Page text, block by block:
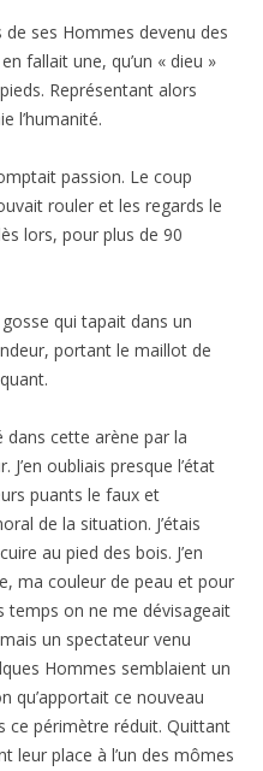
ses Hommes devenu des
fallait une, qu’un « dieu »
Représentant alors
l’humanité.
passion. Le coup
rouler et les regards le
lors, pour plus de 90
qui tapait dans un
portant le maillot de
cette arène par la
oubliais presque l’état
puants le faux et
de la situation. J’étais
au pied des bois. J’en
ma couleur de peau et pour
temps on ne me dévisageait
un spectateur venu
Hommes semblaient un
qu’apportait ce nouveau
ce périmètre réduit. Quittant
leur place à l’un des mômes